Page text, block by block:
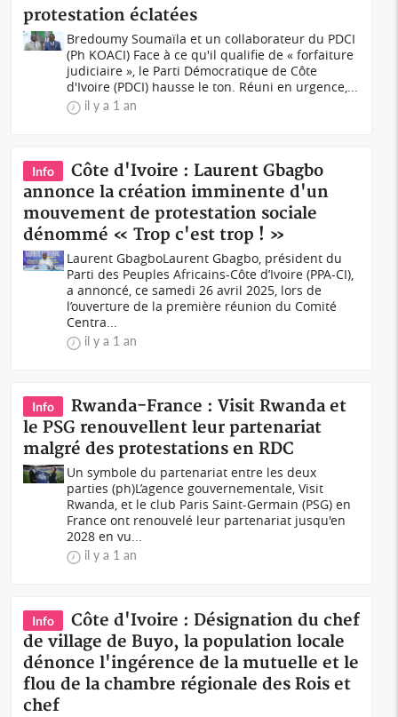
protestation éclatées
Bredoumy Soumaïla et un collaborateur du PDCI
(Ph KOACI) Face à ce qu'il qualifie de « forfaiture
judiciaire », le Parti Démocratique de Côte
d'Ivoire (PDCI) hausse le ton. Réuni en urgence,...
il y a 1 an
Info
Côte d'Ivoire : Laurent Gbagbo
annonce la création imminente d'un
mouvement de protestation sociale
dénommé « Trop c'est trop ! »
Laurent GbagboLaurent Gbagbo, président du
Parti des Peuples Africains-Côte d’Ivoire (PPA-CI),
a annoncé, ce samedi 26 avril 2025, lors de
l’ouverture de la première réunion du Comité
Centra...
il y a 1 an
Info
Rwanda-France : Visit Rwanda et
le PSG renouvellent leur partenariat
malgré des protestations en RDC
Un symbole du partenariat entre les deux
parties (ph)L’agence gouvernementale, Visit
Rwanda, et le club Paris Saint-Germain (PSG) en
France ont renouvelé leur partenariat jusqu'en
2028 en vu...
il y a 1 an
Info
Côte d'Ivoire : Désignation du chef
de village de Buyo, la population locale
dénonce l'ingérence de la mutuelle et le
flou de la chambre régionale des Rois et
chef